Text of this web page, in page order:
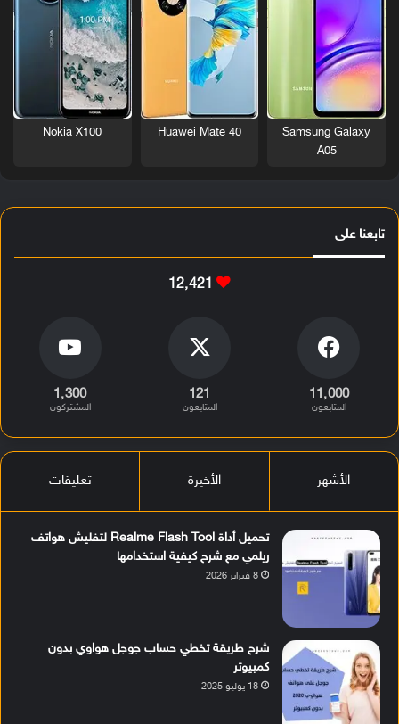
Samsung Galaxy
A05
Huawei Mate 40
Nokia X100
تابعنا على
12٬421
11٬000
المتابعون
121
المتابعون
1٬300
المشتركون
الأشهر الأخيرة تعليقات
تحميل أداة Realme Flash Tool لتفليش هواتف
ريلمي مع شرح كيفية استخدامها
8 فبراير 2026
شرح طريقة تخطي حساب جوجل هواوي بدون
كمبيوتر
18 يوليو 2025